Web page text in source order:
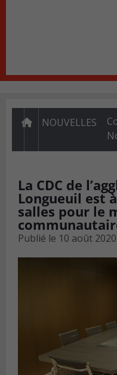
NOUVELLES
La CDC de
Longueuil est
salles pour le
Publié le 10 août